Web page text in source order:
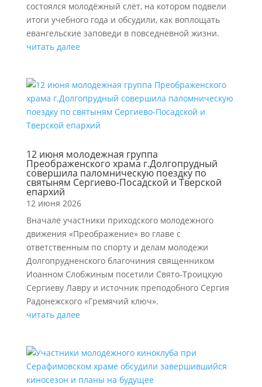
состоялся молодёжный слёт, на котором подвели
итоги учебного года и обсудили, как воплощать
евангельские заповеди в повседневной жизни.
читать далее
12 июня молодежная группа
Преображенского храма г.Долгопрудный
совершила паломническую поездку по
святыням Сергиево-Посадской и Тверской
епархий
12 июня 2026
Вначале участники приходского молодежного
движения «Преображение» во главе с
ответственным по спорту и делам молодежи
Долгопрудненского благочиния священником
Иоанном Слобжиным посетили Свято-Троицкую
Сергиеву Лавру и источник преподобного Сергия
Радонежского «Гремячий ключ».
читать далее